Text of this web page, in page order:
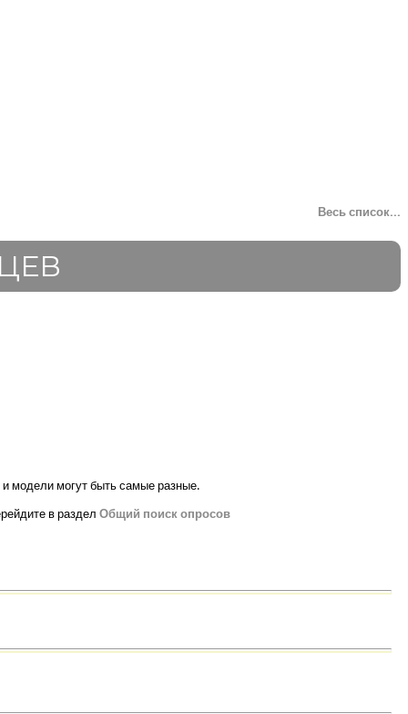
Весь список...
модели могут быть самые разные.
в раздел Общий поиск опросов